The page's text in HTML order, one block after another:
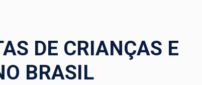
DE CRIANÇAS E
BRASIL